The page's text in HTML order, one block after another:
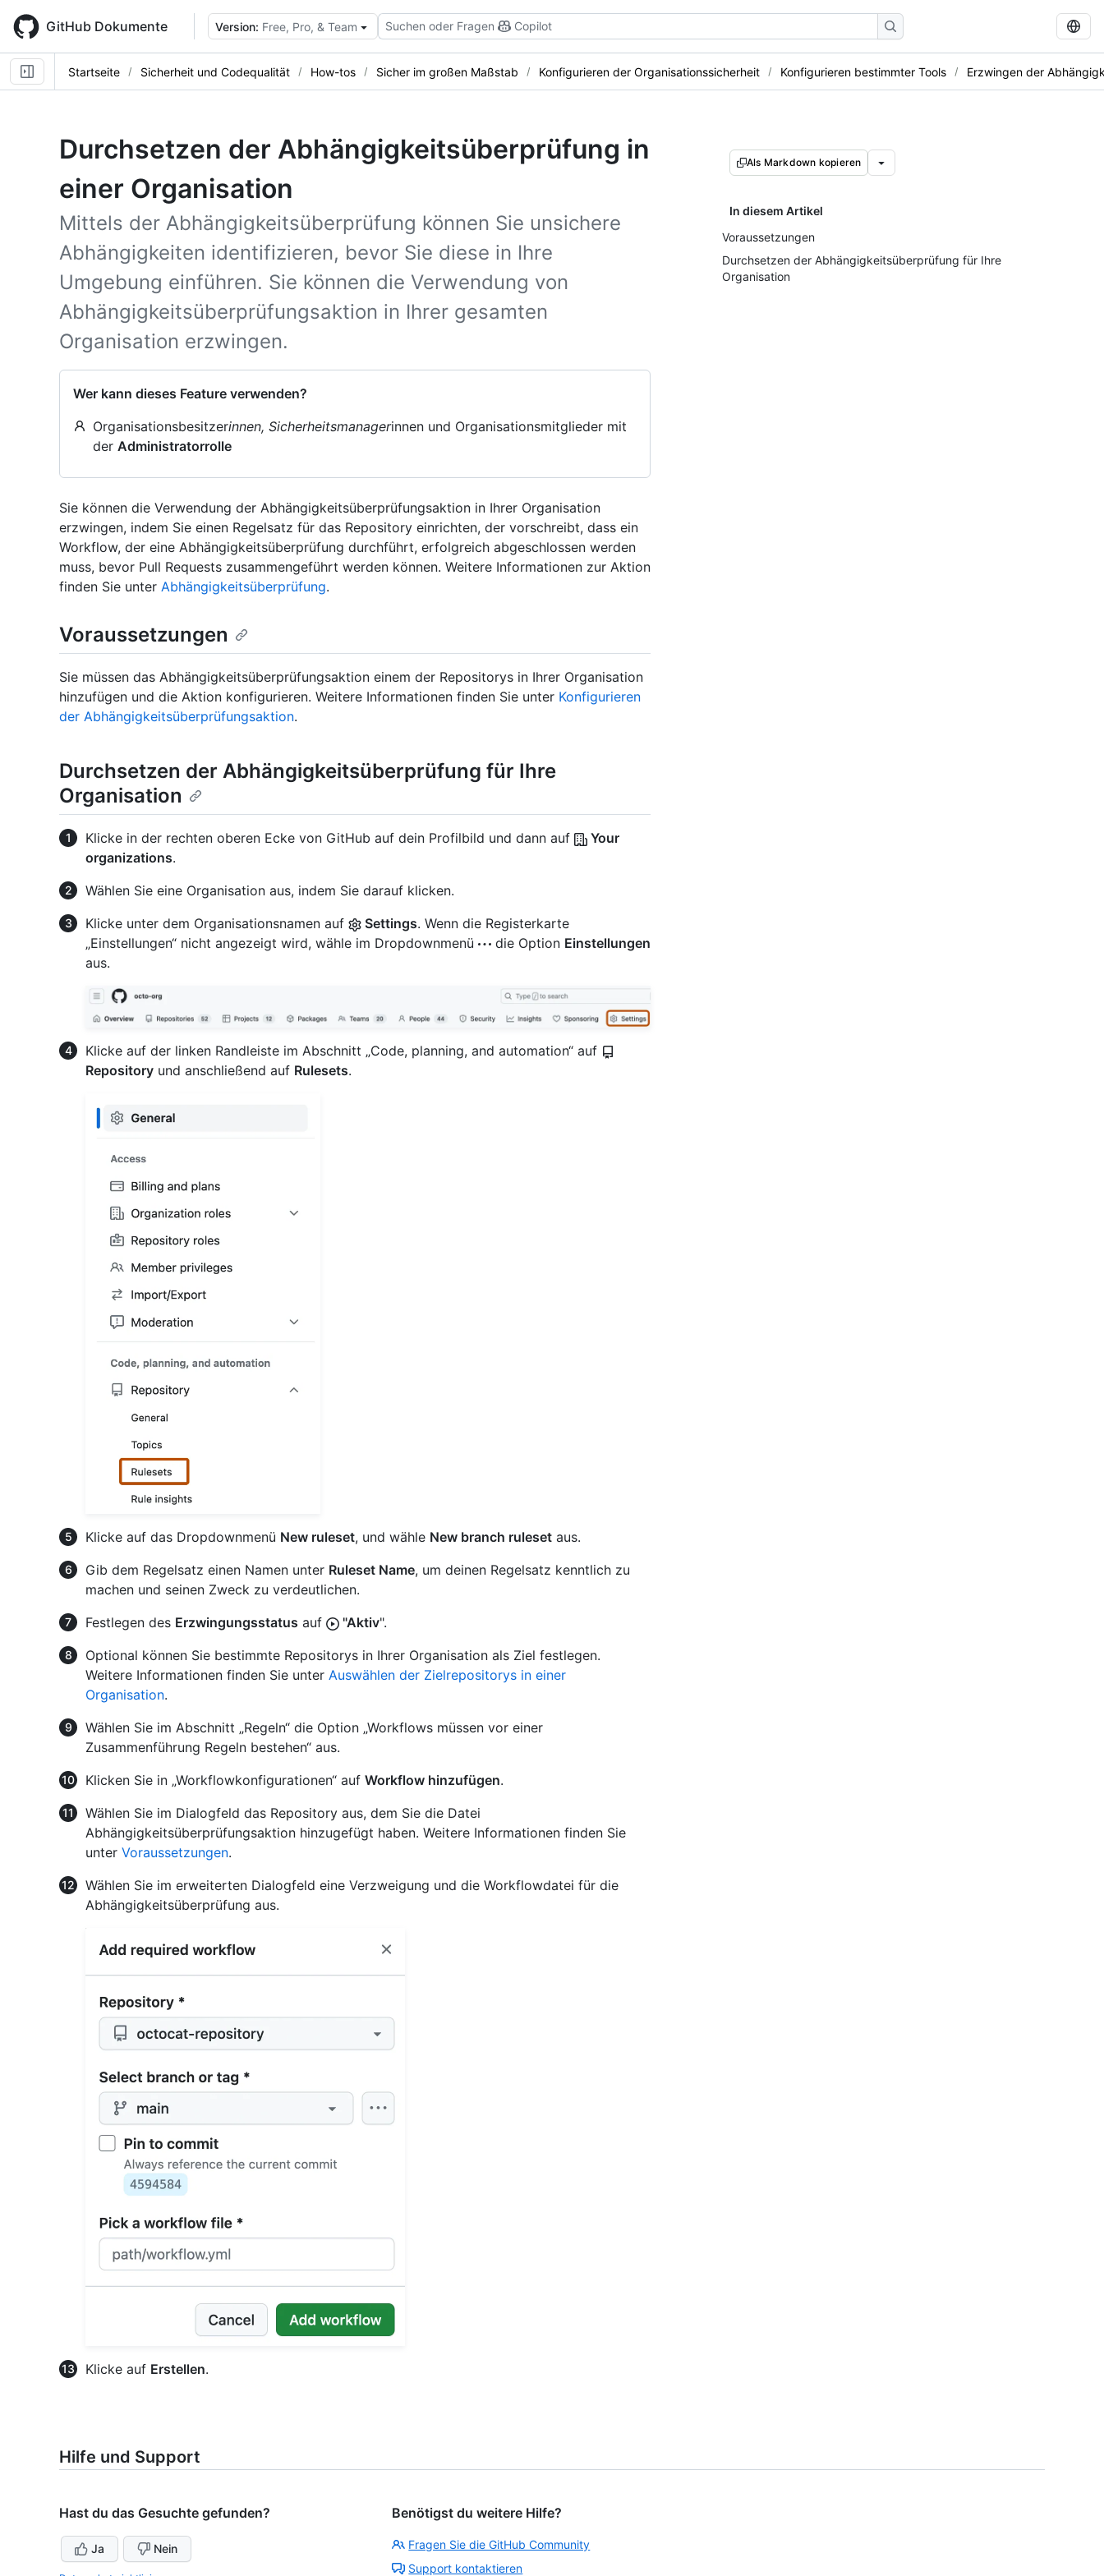
main
content
GitHub Dokumente Version: Free, Pro, & Team Suchen oder Fragen Copilot
Startseite Sicherheit und Codequalität How-tos Sicher im großen Maßstab Konfigurieren der Organisationssicherheit Konfigurieren bestimmter Tools Erzwingen der
Durchsetzen der Abhängigkeitsüberprüfung in
einer Organisation
Mittels der Abhängigkeitsüberprüfung können Sie unsichere
Abhängigkeiten identifizieren, bevor Sie diese in Ihre
Umgebung einführen. Sie können die Verwendung von
Abhängigkeitsüberprüfungsaktion in Ihrer gesamten
Organisation erzwingen.
Wer kann dieses Feature verwenden?
Organisationsbesitzerinnen, Sicherheitsmanagerinnen und Organisationsmitglieder mit
der Administratorrolle
Als Markdown kopieren
In diesem Artikel
Voraussetzungen
Durchsetzen der Abhängigkeitsüberprüfung für Ihre
Organisation
Sie können die Verwendung der Abhängigkeitsüberprüfungsaktion in Ihrer Organisation
erzwingen, indem Sie einen Regelsatz für das Repository einrichten, der vorschreibt, dass ein
Workflow, der eine Abhängigkeitsüberprüfung durchführt, erfolgreich abgeschlossen werden
muss, bevor Pull Requests zusammengeführt werden können. Weitere Informationen zur Aktion
finden Sie unter Abhängigkeitsüberprüfung.
Voraussetzungen
Sie müssen das Abhängigkeitsüberprüfungsaktion einem der Repositorys in Ihrer Organisation
hinzufügen und die Aktion konfigurieren. Weitere Informationen finden Sie unter Konfigurieren
der Abhängigkeitsüberprüfungsaktion.
Durchsetzen der Abhängigkeitsüberprüfung für Ihre
Organisation
Klicke in der rechten oberen Ecke von GitHub auf dein Profilbild und dann auf
Your
organizations.
Wählen Sie eine Organisation aus, indem Sie darauf klicken.
Klicke unter dem Organisationsnamen auf
Settings. Wenn die Registerkarte
„Einstellungen“ nicht angezeigt wird, wähle im Dropdownmenü
die Option Einstellungen
aus.
Klicke auf der linken Randleiste im Abschnitt „Code, planning, and automation“ auf
Repository und anschließend auf Rulesets.
Klicke auf das Dropdownmenü New ruleset, und wähle New branch ruleset aus.
Gib dem Regelsatz einen Namen unter Ruleset Name, um deinen Regelsatz kenntlich zu
machen und seinen Zweck zu verdeutlichen.
Festlegen des Erzwingungsstatus auf "Aktiv".
Optional können Sie bestimmte Repositorys in Ihrer Organisation als Ziel festlegen.
Weitere Informationen finden Sie unter Auswählen der Zielrepositorys in einer
Organisation.
Wählen Sie im Abschnitt „Regeln“ die Option „Workflows müssen vor einer
Zusammenführung Regeln bestehen“ aus.
Klicken Sie in „Workflowkonfigurationen“ auf Workflow hinzufügen.
Wählen Sie im Dialogfeld das Repository aus, dem Sie die Datei
Abhängigkeitsüberprüfungsaktion hinzugefügt haben. Weitere Informationen finden Sie
unter Voraussetzungen.
Wählen Sie im erweiterten Dialogfeld eine Verzweigung und die Workflowdatei für die
Abhängigkeitsüberprüfung aus.
Klicke auf Erstellen.
Hilfe und Support
Hast du das Gesuchte gefunden?
Ja Nein
Benötigst du weitere Hilfe?
Fragen Sie die GitHub Community
Support kontaktieren